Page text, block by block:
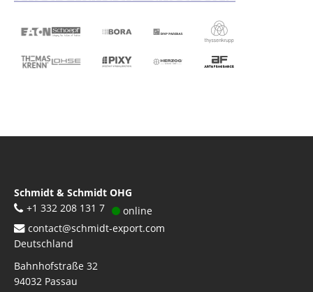
Schmidt & Schmidt OHG
+1 332 208 131 7
online
contact@schmidt-export.com
Deutschland
Bahnhofstraße 32
94032 Passau